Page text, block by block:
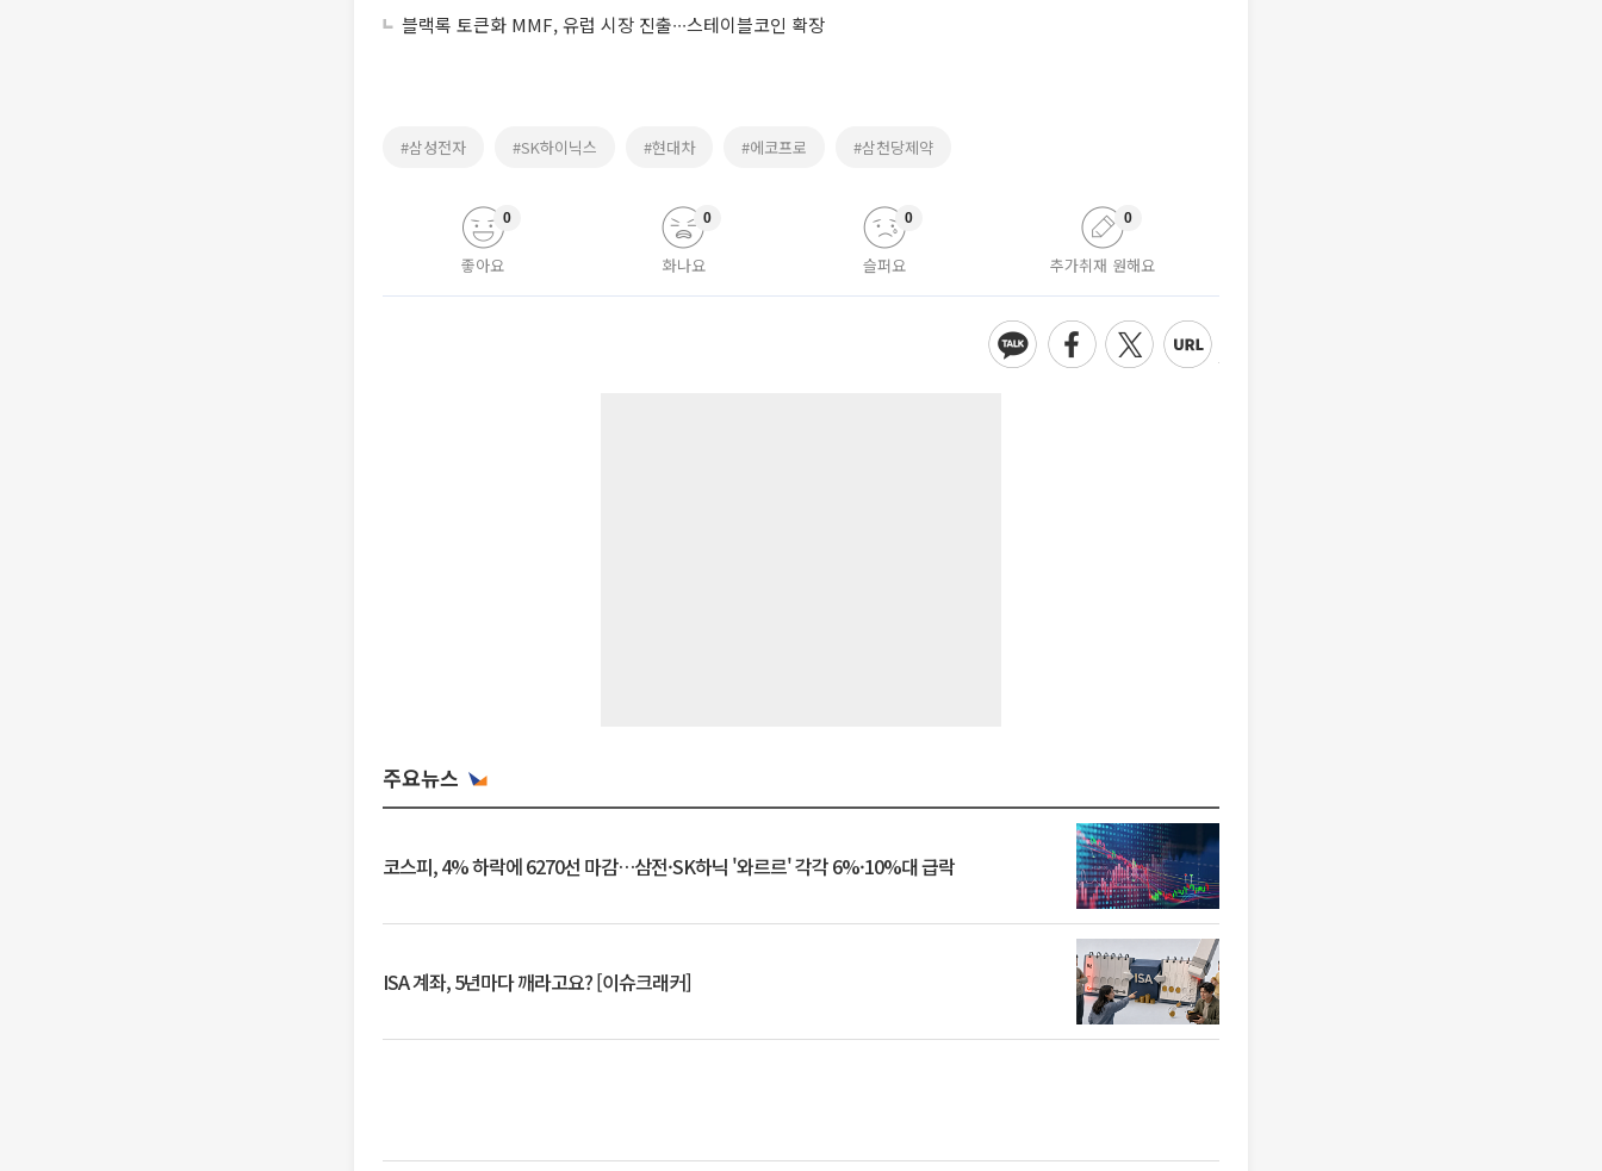
블랙록 토큰화 MMF, 유럽 시장 진출∙∙∙스테이블코인 확장
#삼성전자 #SK하이닉스 #현대차 #에코프로 #삼천당제약
좋아요
0
화나요
0
슬퍼요
0
추가취재 원해요
0
주요뉴스
코스피, 4% 하락에 6270선 마감…삼전·SK하닉 '와르르' 각각 6%·10%대 급락
ISA 계좌, 5년마다 깨라고요? [이슈크래커]